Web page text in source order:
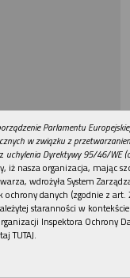
REKLAMA
Parlamentu
w związku z
uchylenia Dyrektywy 95/46/WE
nasza organizacja, mając
wdrożyła System
danych (zgodnie z art.
staranności w
Inspektora Ochrony
TUTAJ.